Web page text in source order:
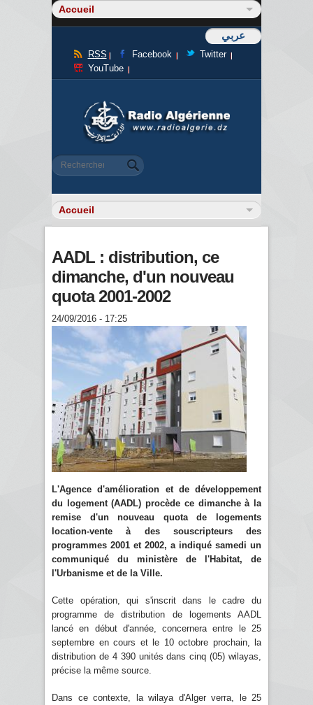
عربي
RSS Facebook
Twitter
YouTube
Formulaire de recherche
Rechercher
AADL : distribution, ce
dimanche, d'un nouveau
quota 2001-2002
24/09/2016 - 17:25
L'Agence d'amélioration et de développement
du logement (AADL) procède ce dimanche à la
remise d'un nouveau quota de logements
location-vente à des souscripteurs des
programmes 2001 et 2002, a indiqué samedi un
communiqué du ministère de l'Habitat, de
l'Urbanisme et de la Ville.
Cette opération, qui s'inscrit dans le cadre du
programme de distribution de logements AADL
lancé en début d'année, concernera entre le 25
septembre en cours et le 10 octobre prochain, la
distribution de 4 390 unités dans cinq (05) wilayas,
précise la même source.
Dans ce contexte, la wilaya d'Alger verra, le 25